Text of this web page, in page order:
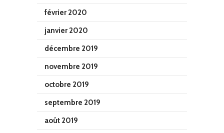
février 2020
janvier 2020
décembre 2019
novembre 2019
octobre 2019
septembre 2019
août 2019